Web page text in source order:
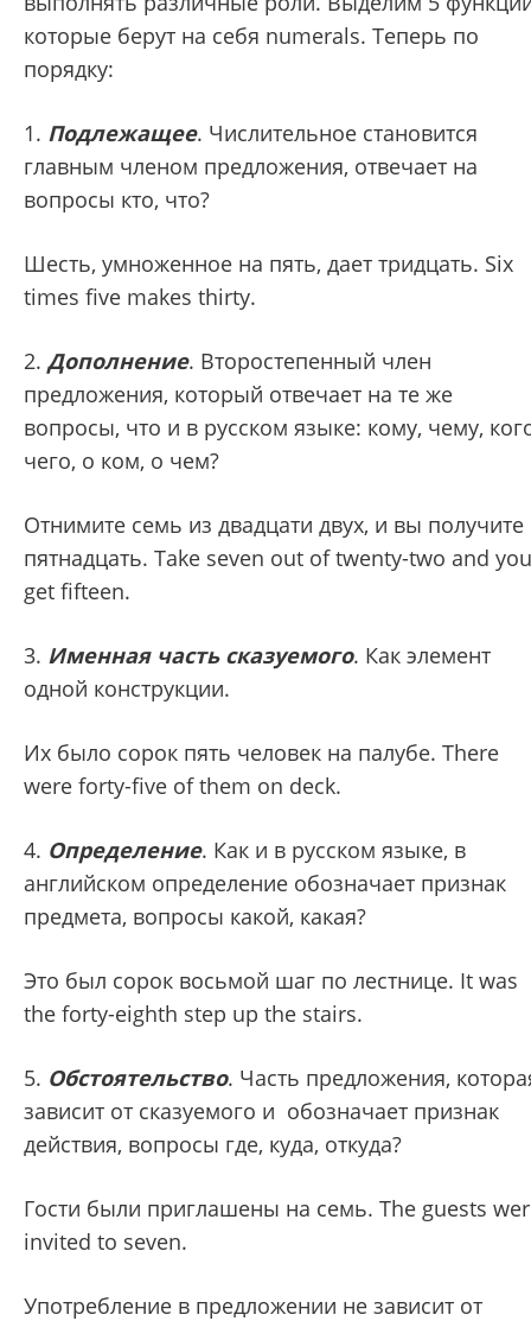
которые берут на себя numerals. Теперь по
порядку:
1. Подлежащее. Числительное становится
главным членом предложения, отвечает на
вопросы кто, что?
Шесть, умноженное на пять, дает тридцать. Six
times five makes thirty.
2. Дополнение. Второстепенный член
предложения, который отвечает на те же
вопросы, что и в русском языке: кому, чему,
чего, о ком, о чем?
Отнимите семь из двадцати двух, и вы получите
пятнадцать. Take seven out of twenty-two and you
get fifteen.
3. Именная часть сказуемого. Как элемент
одной конструкции.
Их было сорок пять человек на палубе. There
were forty-five of them on deck.
4. Определение. Как и в русском языке, в
английском определение обозначает признак
предмета, вопросы какой, какая?
Это был сорок восьмой шаг по лестнице. It was
the forty-eighth step up the stairs.
5. Обстоятельство. Часть предложения,
зависит от сказуемого и обозначает признак
действия, вопросы где, куда, откуда?
Гости были приглашены на семь. The guests
invited to seven.
Употребление в предложении не зависит от